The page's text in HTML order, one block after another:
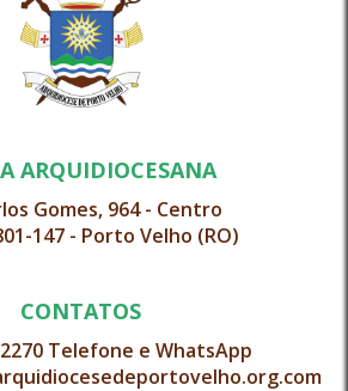
ARQUIDIOCESANA
Gomes, 964 - Centro
147 - Porto Velho (RO)
CONTATOS
Telefone e WhatsApp